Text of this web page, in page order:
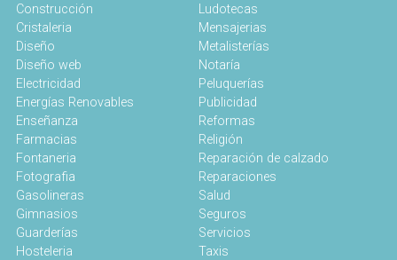
Construcción
Cristaleria
Diseño
Diseño web
Electricidad
Energías Renovables
Enseñanza
Farmacias
Fontaneria
Fotografia
Gasolineras
Gimnasios
Guarderías
Hosteleria
Ludotecas
Mensajerias
Metalisterías
Notaría
Peluquerías
Publicidad
Reformas
Religión
Reparación de calzado
Reparaciones
Salud
Seguros
Servicios
Taxis